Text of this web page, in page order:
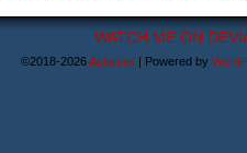
WATCH ME ON
©2018-2026Astanael | Powered by